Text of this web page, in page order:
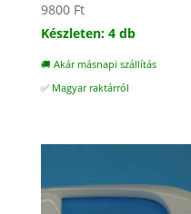
9800 Ft
Készleten: 4 db
🚚 Akár másnapi szállítás
✅ Magyar raktárról